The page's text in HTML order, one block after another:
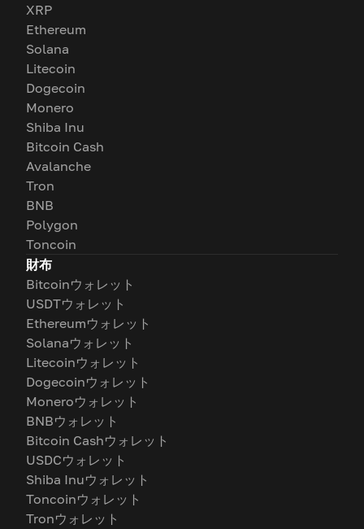
XRP
Ethereum
Solana
Litecoin
Dogecoin
Monero
Shiba Inu
Bitcoin Cash
Avalanche
Tron
BNB
Polygon
Toncoin
財布
Bitcoinウォレット
USDTウォレット
Ethereumウォレット
Solanaウォレット
Litecoinウォレット
Dogecoinウォレット
Moneroウォレット
BNBウォレット
Bitcoin Cashウォレット
USDCウォレット
Shiba Inuウォレット
Toncoinウォレット
Tronウォレット